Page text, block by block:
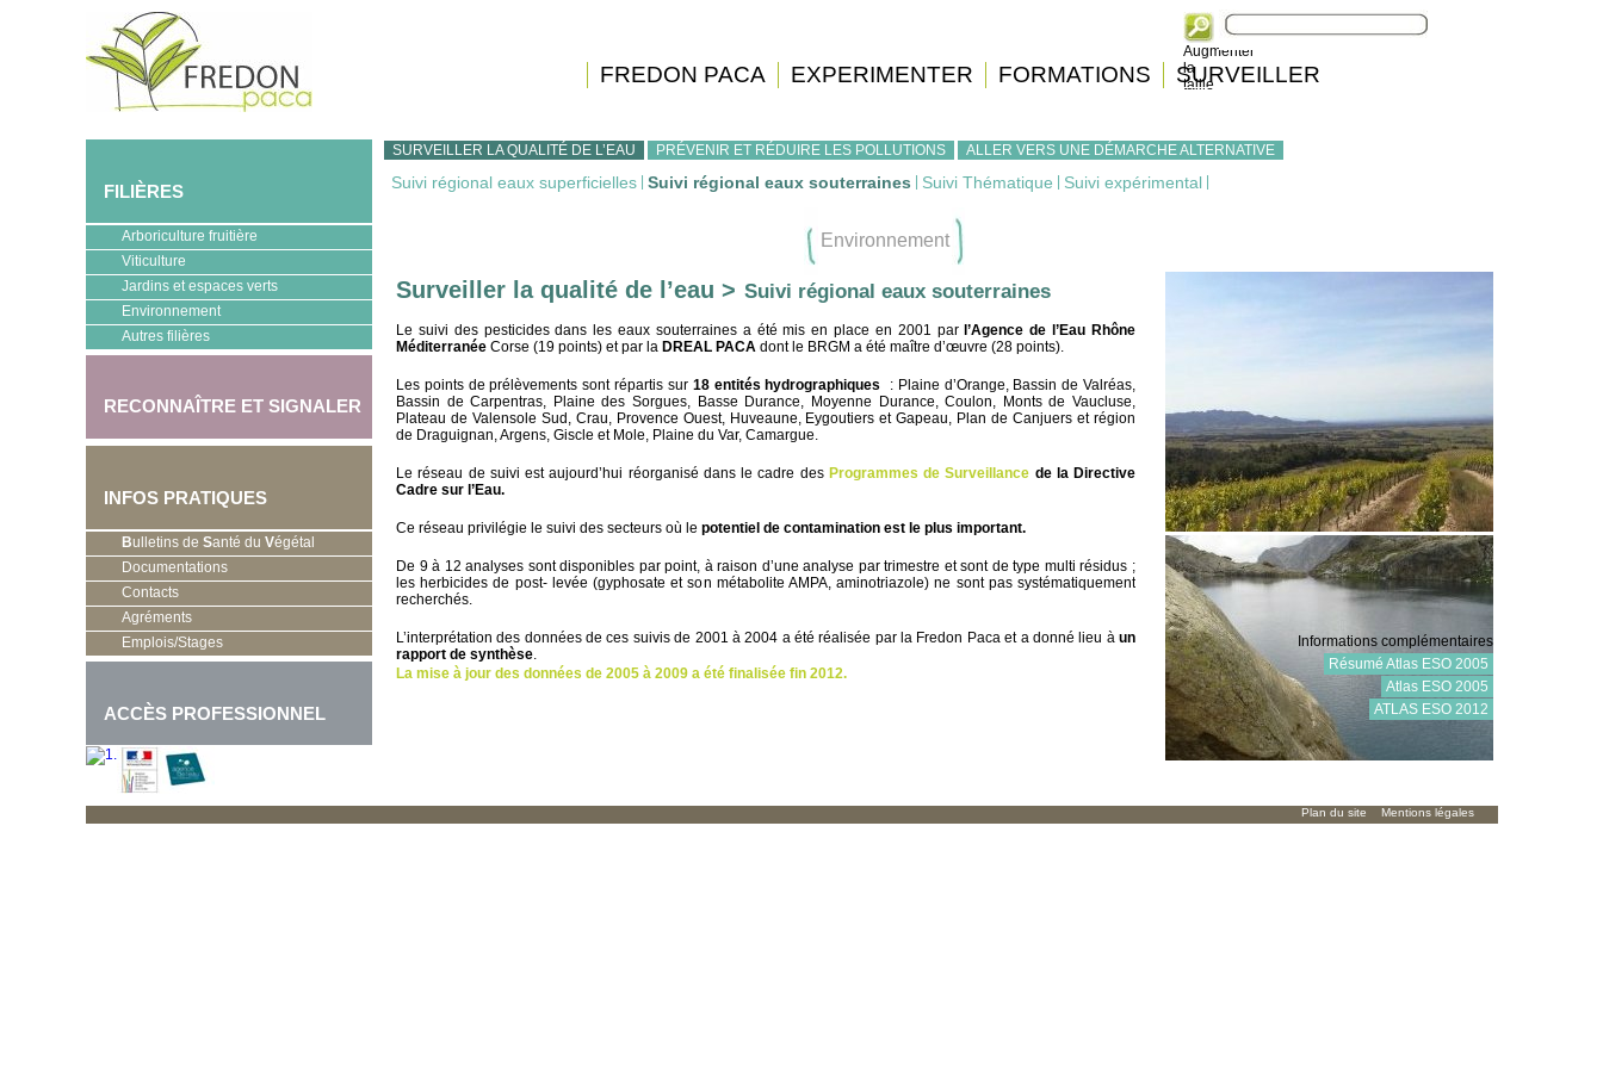
Augmenter
la
taille
FREDON PACA EXPERIMENTER FORMATIONS SURVEILLER
FILIÈRES
Arboriculture fruitière
Viticulture
Jardins et espaces verts
Environnement
Autres filières
RECONNAÎTRE ET SIGNALER
INFOS PRATIQUES
Bulletins de Santé du Végétal
Documentations
Contacts
Agréments
Emplois/Stages
ACCÈS PROFESSIONNEL
SURVEILLER LA QUALITÉ DE L’EAU PRÉVENIR ET RÉDUIRE LES POLLUTIONS ALLER VERS UNE DÉMARCHE ALTERNATIVE
Suivi régional eaux superficielles Suivi régional eaux souterraines Suivi Thématique Suivi expérimental
Environnement
Surveiller la qualité de l’eau > Suivi régional eaux souterraines
Le suivi des pesticides dans les eaux souterraines a été mis en place en 2001 par l’Agence de l’Eau Rhône
Méditerranée Corse (19 points) et par la DREAL PACA dont le BRGM a été maître d’œuvre (28 points).
Les points de prélèvements sont répartis sur 18 entités hydrographiques
: Plaine d’Orange, Bassin de Valréas,
Bassin de Carpentras, Plaine des Sorgues, Basse Durance, Moyenne Durance, Coulon, Monts de Vaucluse,
Plateau de Valensole Sud, Crau, Provence Ouest, Huveaune, Eygoutiers et Gapeau, Plan de Canjuers et région
de Draguignan, Argens, Giscle et Mole, Plaine du Var, Camargue.
Le réseau de suivi est aujourd’hui réorganisé dans le cadre des Programmes de Surveillance de la Directive
Cadre sur l’Eau.
Ce réseau privilégie le suivi des secteurs où le potentiel de contamination est le plus important.
De 9 à 12 analyses sont disponibles par point, à raison d’une analyse par trimestre et sont de type multi résidus ;
les herbicides de post- levée (gyphosate et son métabolite AMPA, aminotriazole) ne sont pas systématiquement
recherchés.
L’interprétation des données de ces suivis de 2001 à 2004 a été réalisée par la Fredon Paca et a donné lieu à un
rapport de synthèse.
La mise à jour des données de 2005 à 2009 a été finalisée fin 2012.
Informations complémentaires
Résumé Atlas ESO 2005
Atlas ESO 2005
ATLAS ESO 2012
Plan du site Mentions légales